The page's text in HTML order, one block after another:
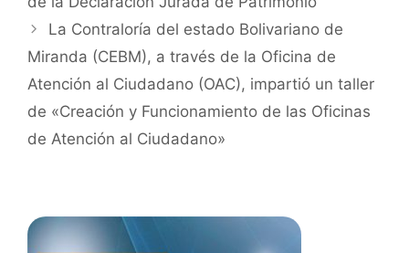
La Contraloría del estado Bolivariano de
Miranda (CEBM), a través de la Oficina de
Atención al Ciudadano (OAC), impartió un taller
de «Creación y Funcionamiento de las Oficinas
de Atención al Ciudadano»